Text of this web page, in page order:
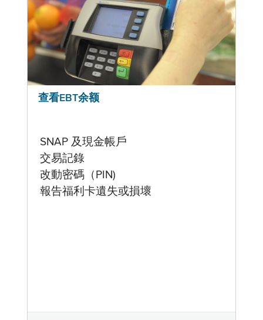
查看EBT余额
SNAP 及現金帳戶
交易記錄
改動密碼（PIN)
報告福利卡遺失或損壞